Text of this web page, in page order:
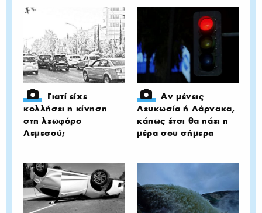
Γιατί είχε
κολλήσει η κίνηση
στη λεωφόρο
Λεμεσού;
Αν μένεις
Λευκωσία ή Λάρνακα,
κάπως έτσι θα πάει η
μέρα σου σήμερα